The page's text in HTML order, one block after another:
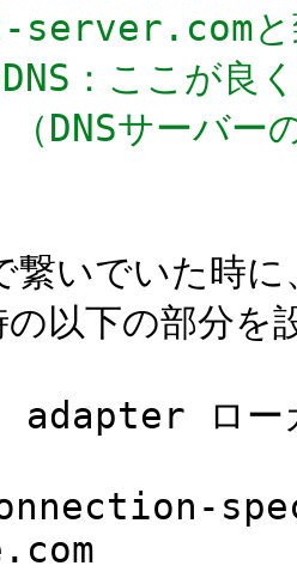
と
：ここが
（DNSサーバ
繋いでいた
以下の部分を
ロー